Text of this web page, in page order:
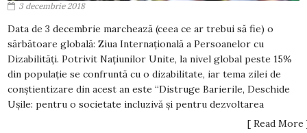
3 decembrie 2018
Data de 3 decembrie marchează (ceea ce ar trebui să fie) o
sărbătoare globală: Ziua Internațională a Persoanelor cu
Dizabilități. Potrivit Națiunilor Unite, la nivel global peste 15%
din populație se confruntă cu o dizabilitate, iar tema zilei de
conștientizare din acest an este “Distruge Barierile, Deschide
Ușile: pentru o societate incluzivă și pentru dezvoltarea
[ Read More